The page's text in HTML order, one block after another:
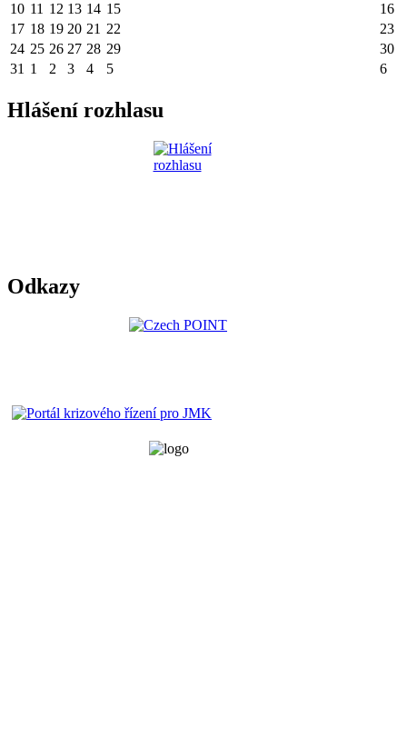
10 11 12 13 14 15
16
17 18 19 20 21 22
23
24 25 26 27 28 29
30
31 1 2 3 4 5 6
Hlášení rozhlasu
Odkazy